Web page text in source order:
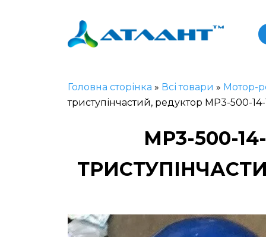
Головна сторінка » Всі товари » Мотор-
триступінчастий, редуктор МР3-500-
МР3-500-